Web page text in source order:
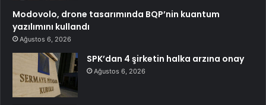
Modovolo, drone tasarımında BQP’nin kuantum
yazılımını kullandı
Ağustos 6, 2026
SPK’dan 4 şirketin halka arzına onay
Ağustos 6, 2026